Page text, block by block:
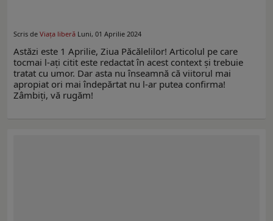
Scris de Viaţa liberă Luni, 01 Aprilie 2024
Astăzi este 1 Aprilie, Ziua Păcălelilor! Articolul pe care
tocmai l-ați citit este redactat în acest context şi trebuie
tratat cu umor. Dar asta nu înseamnă că viitorul mai
apropiat ori mai îndepărtat nu l-ar putea confirma!
Zâmbiţi, vă rugăm!